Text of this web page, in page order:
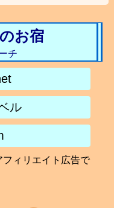
お宿
チ
ル
ィリエイト広告で